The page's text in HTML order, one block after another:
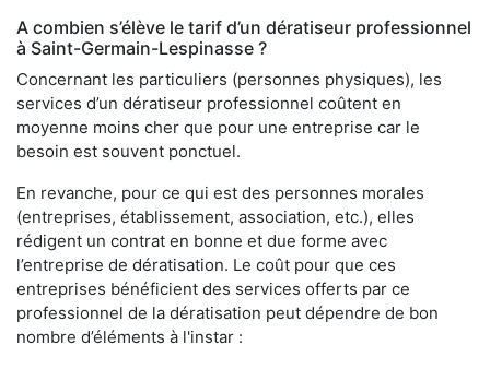
A combien s’élève le tarif d’un dératiseur professionnel
à Saint-Germain-Lespinasse ?
Concernant les particuliers (personnes physiques), les
services d’un dératiseur professionnel coûtent en
moyenne moins cher que pour une entreprise car le
besoin est souvent ponctuel.
En revanche, pour ce qui est des personnes morales
(entreprises, établissement, association, etc.), elles
rédigent un contrat en bonne et due forme avec
l’entreprise de dératisation. Le coût pour que ces
entreprises bénéficient des services offerts par ce
professionnel de la dératisation peut dépendre de bon
nombre d’éléments à l'instar :